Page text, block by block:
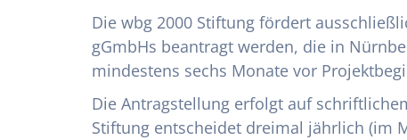
Die wbg 2000 Stiftung fördert
gGmbHs beantragt werden, die in
mindestens sechs Monate vor
Die Antragstellung erfolgt auf
Stiftung entscheidet dreimal jährlich (im